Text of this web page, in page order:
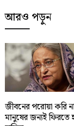
আরও পড়ুন
জীবনের পরোয়া করি
মানুষের জন্যই ফিরতে